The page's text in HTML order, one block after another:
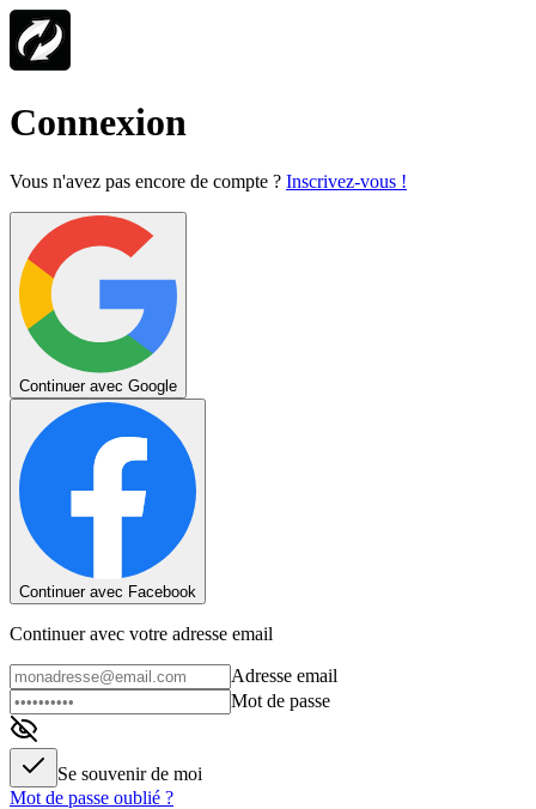
Connexion
Vous n'avez pas encore de compte ? Inscrivez-vous !
Continuer avec Google
Continuer avec Facebook
Continuer avec votre adresse email
Adresse email
Mot de passe
Se souvenir de moi
Mot de passe oublié ?